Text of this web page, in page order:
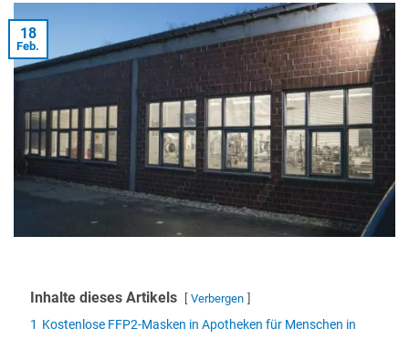
18
Feb.
Inhalte dieses Artikels Verbergen
1 Kostenlose FFP2-Masken in Apotheken für Menschen in